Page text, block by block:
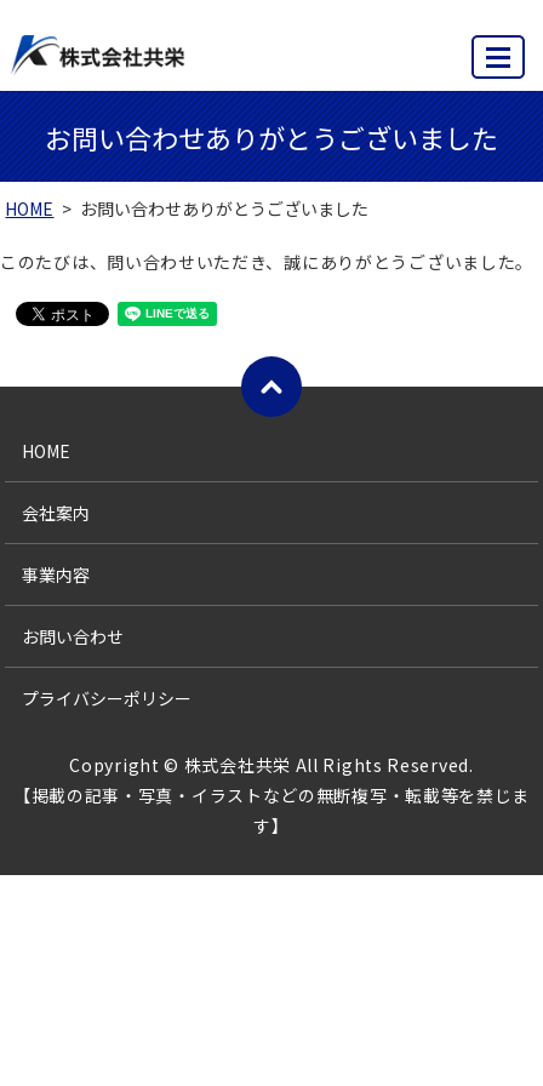
MENU
お問い合わせありがとうございました
HOME お問い合わせありがとうございました
このたびは、問い合わせいただき、誠にありがとうございました。
HOME
会社案内
事業内容
お問い合わせ
プライバシーポリシー
Copyright © 株式会社共栄 All Rights Reserved.
【掲載の記事・写真・イラストなどの無断複写・転載等を禁じま
す】